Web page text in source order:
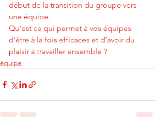
début de la transition du groupe vers
une équipe.
Qu’est ce qui permet à vos équipes
d’être à la fois efficaces et d’avoir du
plaisir à travailler ensemble ?
équipe